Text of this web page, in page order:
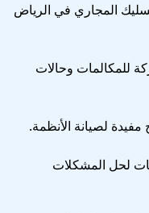
المجاري في الرياض
للمكالمات وحالات
لصيانة الأنظمة.
لحل المشكلات